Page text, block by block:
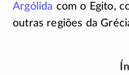
Argólida com o Egito,
outras regiões da